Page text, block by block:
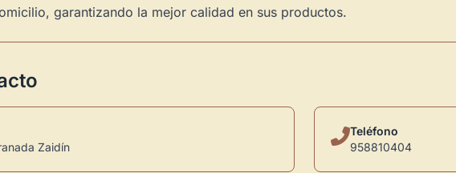
garantizando la mejor calidad en sus productos.
Zaidín
Teléfono
958810404